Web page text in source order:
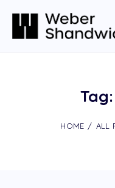
HOME ALL